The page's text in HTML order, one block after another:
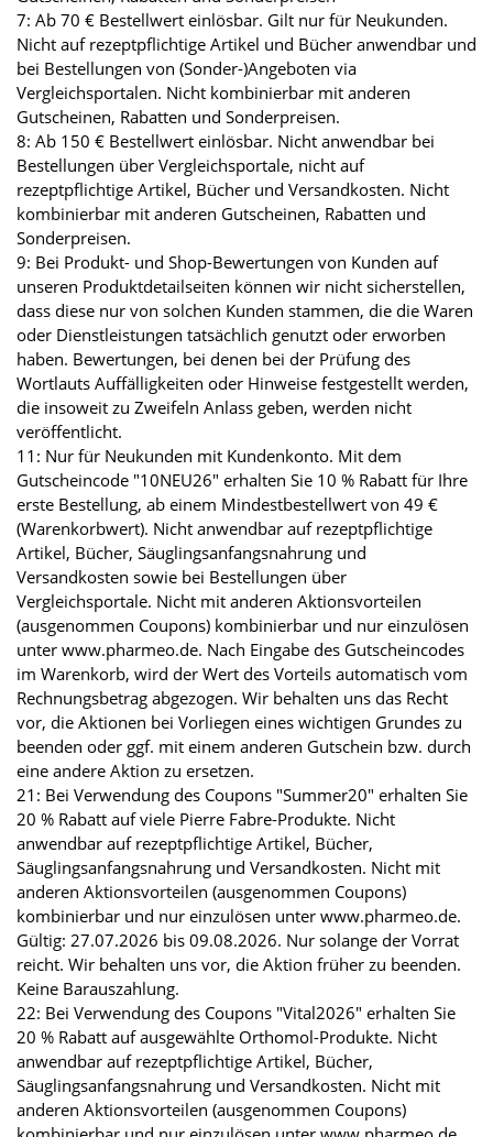
7: Ab 70 € Bestellwert einlösbar. Gilt nur für Neukunden.
Nicht auf rezeptpflichtige Artikel und Bücher anwendbar und
bei Bestellungen von (Sonder-)Angeboten via
Vergleichsportalen. Nicht kombinierbar mit anderen
Gutscheinen, Rabatten und Sonderpreisen.
8: Ab 150 € Bestellwert einlösbar. Nicht anwendbar bei
Bestellungen über Vergleichsportale, nicht auf
rezeptpflichtige Artikel, Bücher und Versandkosten. Nicht
kombinierbar mit anderen Gutscheinen, Rabatten und
Sonderpreisen.
9: Bei Produkt- und Shop-Bewertungen von Kunden auf
unseren Produktdetailseiten können wir nicht sicherstellen,
dass diese nur von solchen Kunden stammen, die die Waren
oder Dienstleistungen tatsächlich genutzt oder erworben
haben. Bewertungen, bei denen bei der Prüfung des
Wortlauts Auffälligkeiten oder Hinweise festgestellt werden,
die insoweit zu Zweifeln Anlass geben, werden nicht
veröffentlicht.
11: Nur für Neukunden mit Kundenkonto. Mit dem
Gutscheincode "10NEU26" erhalten Sie 10 % Rabatt für Ihre
erste Bestellung, ab einem Mindestbestellwert von 49 €
(Warenkorbwert). Nicht anwendbar auf rezeptpflichtige
Artikel, Bücher, Säuglingsanfangsnahrung und
Versandkosten sowie bei Bestellungen über
Vergleichsportale. Nicht mit anderen Aktionsvorteilen
(ausgenommen Coupons) kombinierbar und nur einzulösen
unter www.pharmeo.de. Nach Eingabe des Gutscheincodes
im Warenkorb, wird der Wert des Vorteils automatisch vom
Rechnungsbetrag abgezogen. Wir behalten uns das Recht
vor, die Aktionen bei Vorliegen eines wichtigen Grundes zu
beenden oder ggf. mit einem anderen Gutschein bzw. durch
eine andere Aktion zu ersetzen.
21: Bei Verwendung des Coupons "Summer20" erhalten Sie
20 % Rabatt auf viele Pierre Fabre-Produkte. Nicht
anwendbar auf rezeptpflichtige Artikel, Bücher,
Säuglingsanfangsnahrung und Versandkosten. Nicht mit
anderen Aktionsvorteilen (ausgenommen Coupons)
kombinierbar und nur einzulösen unter www.pharmeo.de.
Gültig: 27.07.2026 bis 09.08.2026. Nur solange der Vorrat
reicht. Wir behalten uns vor, die Aktion früher zu beenden.
Keine Barauszahlung.
22: Bei Verwendung des Coupons "Vital2026" erhalten Sie
20 % Rabatt auf ausgewählte Orthomol-Produkte. Nicht
anwendbar auf rezeptpflichtige Artikel, Bücher,
Säuglingsanfangsnahrung und Versandkosten. Nicht mit
anderen Aktionsvorteilen (ausgenommen Coupons)